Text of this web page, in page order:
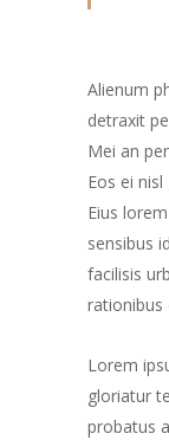
Alienum
detraxit
Mei an
Eos ei
Eius
sensibus
facilisis
rationibus
Lorem
gloriatur
probatus